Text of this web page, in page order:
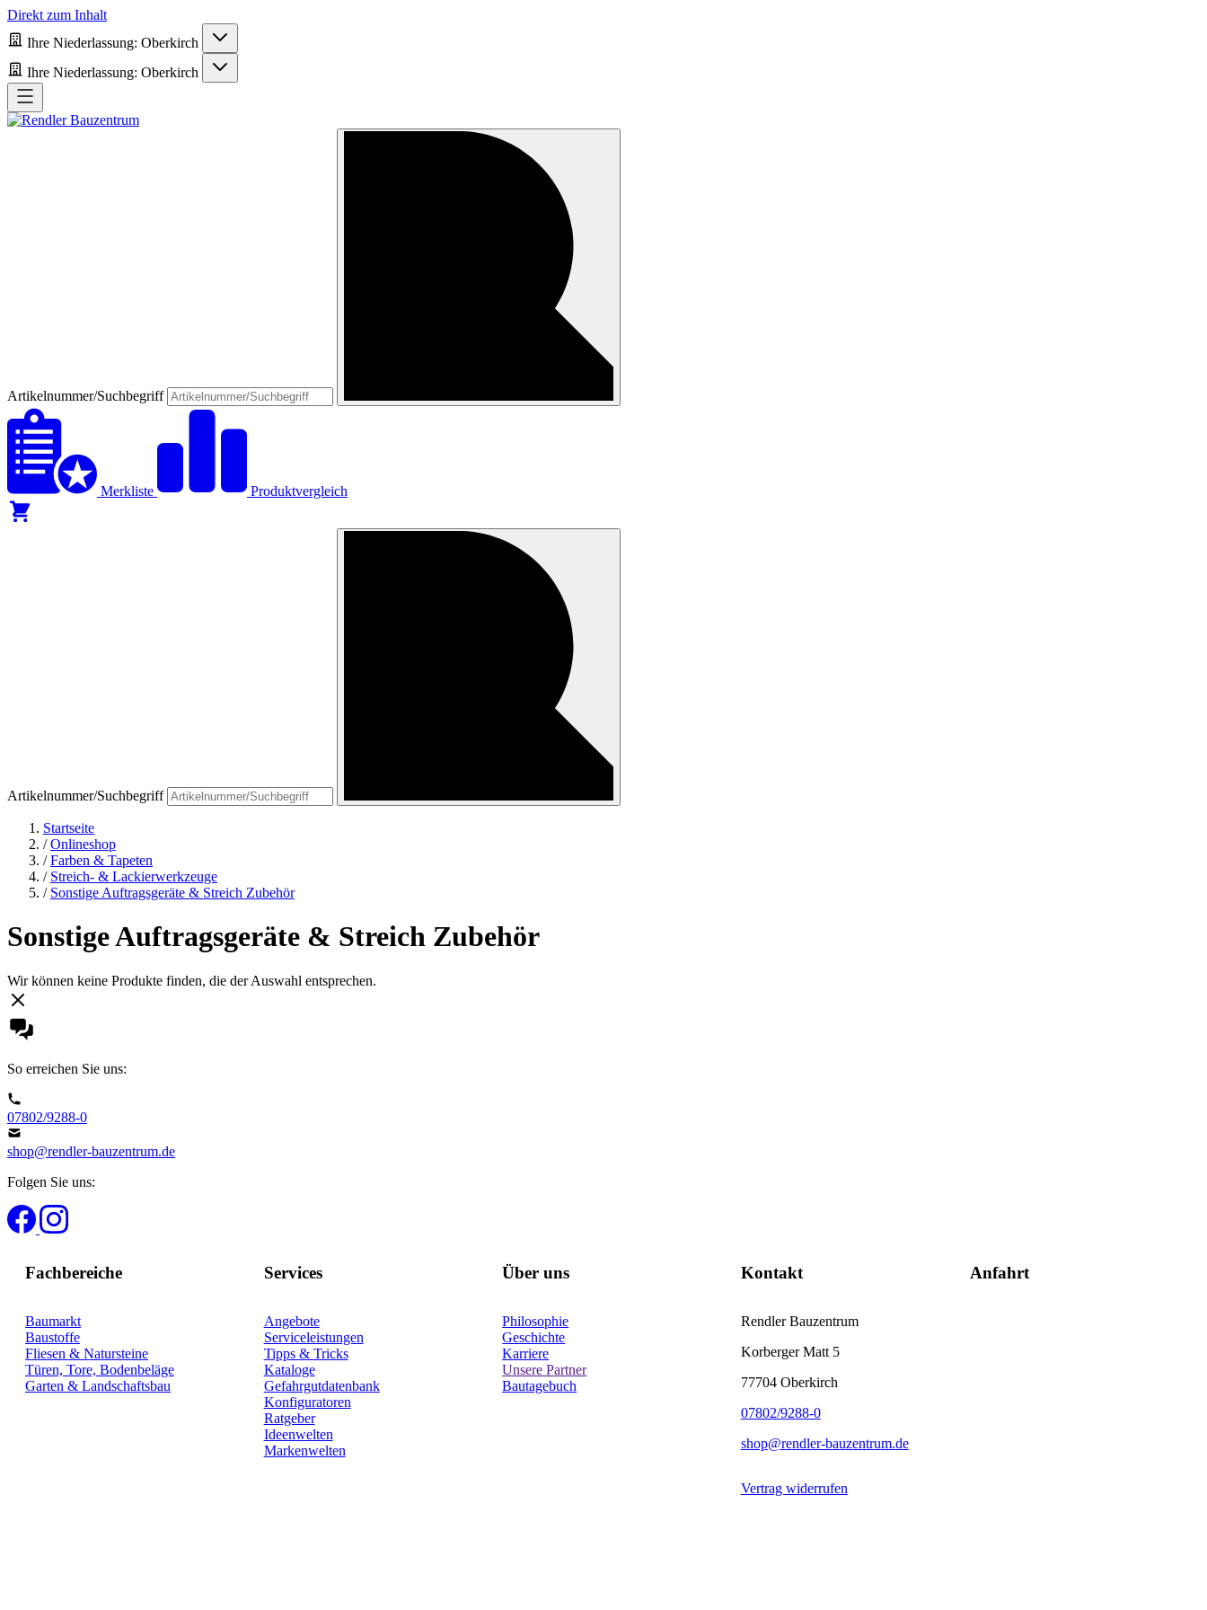
Direkt zum Inhalt
Ihre Niederlassung: Oberkirch
Ihre Niederlassung: Oberkirch
Artikelnummer/Suchbegriff
Merkliste Produktvergleich
Artikelnummer/Suchbegriff
Startseite
/ Onlineshop
/ Farben & Tapeten
/ Streich- & Lackierwerkzeuge
/ Sonstige Auftragsgeräte & Streich Zubehör
Sonstige Auftragsgeräte & Streich Zubehör
Wir können keine Produkte finden, die der Auswahl entsprechen.
So erreichen Sie uns:
07802/9288-0
shop@rendler-bauzentrum.de
Folgen Sie uns:
Fachbereiche
Baumarkt
Baustoffe
Fliesen & Natursteine
Türen, Tore, Bodenbeläge
Garten & Landschaftsbau
Services
Angebote
Serviceleistungen
Tipps & Tricks
Kataloge
Gefahrgutdatenbank
Konfiguratoren
Ratgeber
Ideenwelten
Markenwelten
Über uns
Philosophie
Geschichte
Karriere
Unsere Partner
Bautagebuch
Kontakt
Rendler Bauzentrum
Korberger Matt 5
77704 Oberkirch
07802/9288-0
shop@rendler-bauzentrum.de
Vertrag widerrufen
Anfahrt